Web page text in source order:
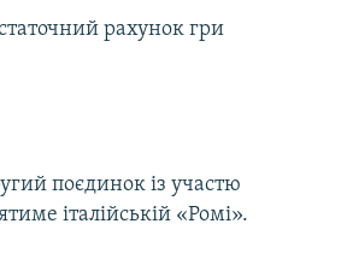
рахунок гри
поєдинок із участю
італійській «Ромі».